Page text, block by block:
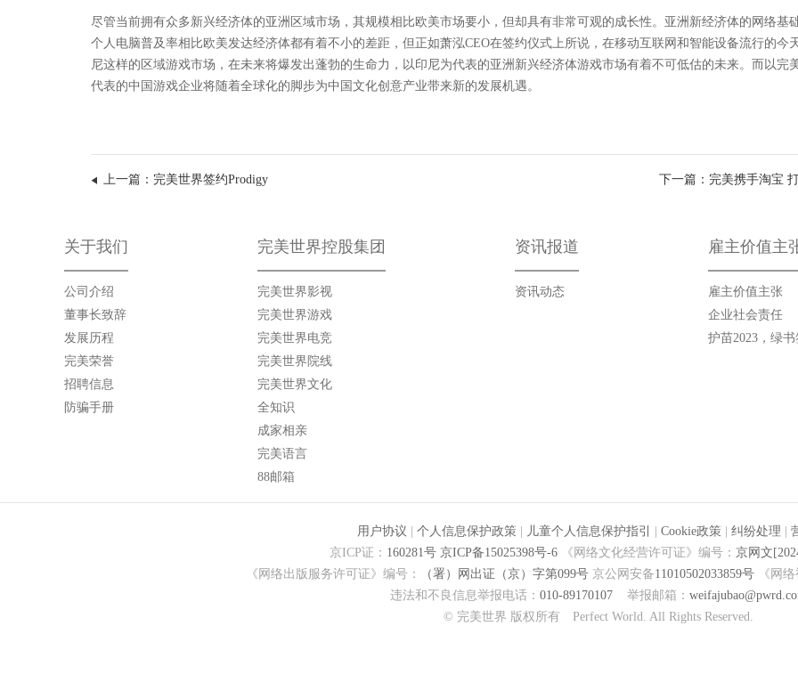
尽管当前拥有众多新兴经济体的亚洲区域市场，其规模相比欧美市场要小，但却具有非常可观的成长性。亚洲新经济体的网络基
个人电脑普及率相比欧美发达经济体都有着不小的差距，但正如萧泓CEO在签约仪式上所说，在移动互联网和智能设备流行的今
尼这样的区域游戏市场，在未来将爆发出蓬勃的生命力，以印尼为代表的亚洲新兴经济体游戏市场有着不可低估的未来。而以完
代表的中国游戏企业将随着全球化的脚步为中国文化创意产业带来新的发展机遇。
下一篇：完美携手淘宝
上一篇：完美世界签约Prodigy